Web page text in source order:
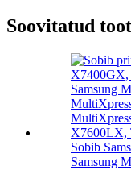
Soovitatud
Sobib
Samsung